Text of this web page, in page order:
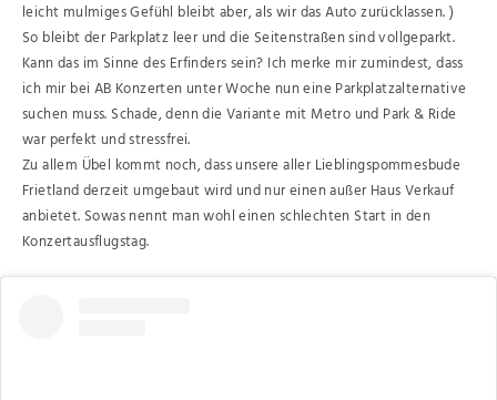
leicht mulmiges Gefühl bleibt aber, als wir das Auto zurücklassen. )
So bleibt der Parkplatz leer und die Seitenstraßen sind vollgeparkt.
Kann das im Sinne des Erfinders sein? Ich merke mir zumindest, dass
ich mir bei AB Konzerten unter Woche nun eine Parkplatzalternative
suchen muss. Schade, denn die Variante mit Metro und Park & Ride
war perfekt und stressfrei.
Zu allem Übel kommt noch, dass unsere aller Lieblingspommesbude
Frietland derzeit umgebaut wird und nur einen außer Haus Verkauf
anbietet. Sowas nennt man wohl einen schlechten Start in den
Konzertausflugstag.